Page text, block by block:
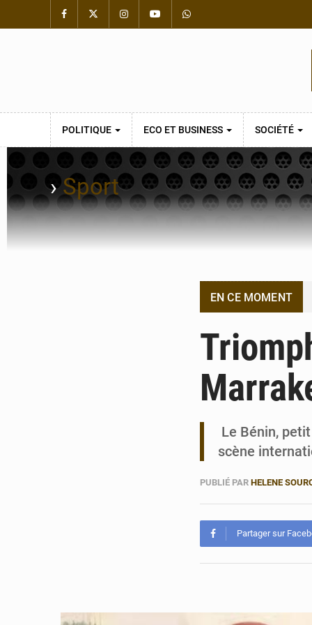
POLITIQUE ECO ET BUSINESS SOCIÉTÉ
›Sport
EN CE MOMENT
Le Bénin,
scène
PUBLIÉ PAR HELENE
Partager sur